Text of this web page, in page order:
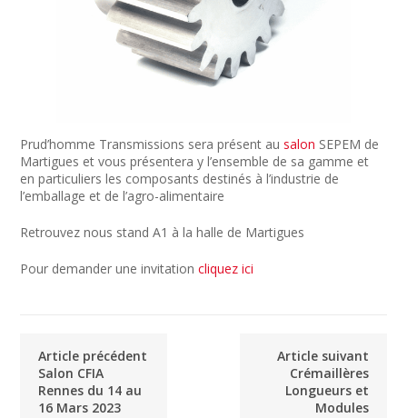
Prud’homme Transmissions sera présent ausalon SEPEM de
Martigues et vous présentera y l’ensemble de sa gamme et
en particuliers les composants destinés à l’industrie de
l’emballage et de l’agro-alimentaire
Retrouvez nous stand A1 à la halle de Martigues
Pour demander une invitationcliquez ici
Article précédent
Salon CFIA
Rennes du 14 au
16 Mars 2023
Article suivant
Crémaillères
Longueurs et
Modules